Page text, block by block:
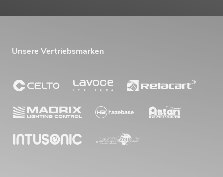
Unsere Vertriebsmarken